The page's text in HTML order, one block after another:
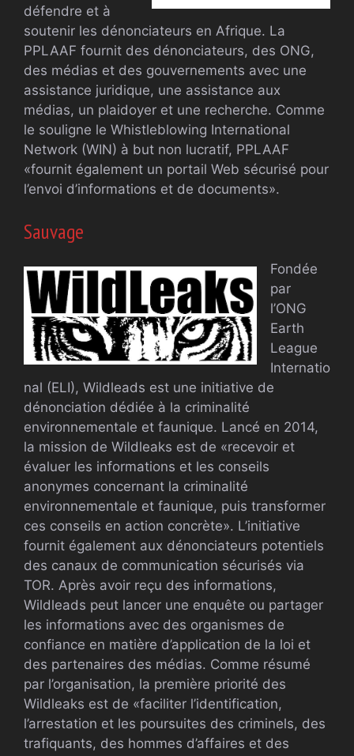
défendre et à
soutenir les dénonciateurs en Afrique. La
PPLAAF fournit des dénonciateurs, des ONG,
des médias et des gouvernements avec une
assistance juridique, une assistance aux
médias, un plaidoyer et une recherche. Comme
le souligne le Whistleblowing International
Network (WIN) à but non lucratif, PPLAAF
«fournit également un portail Web sécurisé pour
l’envoi d’informations et de documents».
Sauvage
Fondée
par
l’ONG
Earth
League
Internatio
nal (ELI), Wildleads est une initiative de
dénonciation dédiée à la criminalité
environnementale et faunique. Lancé en 2014,
la mission de Wildleaks est de «recevoir et
évaluer les informations et les conseils
anonymes concernant la criminalité
environnementale et faunique, puis transformer
ces conseils en action concrète». L’initiative
fournit également aux dénonciateurs potentiels
des canaux de communication sécurisés via
TOR. Après avoir reçu des informations,
Wildleads peut lancer une enquête ou partager
les informations avec des organismes de
confiance en matière d’application de la loi et
des partenaires des médias. Comme résumé
par l’organisation, la première priorité des
Wildleaks est de «faciliter l’identification,
l’arrestation et les poursuites des criminels, des
trafiquants, des hommes d’affaires et des